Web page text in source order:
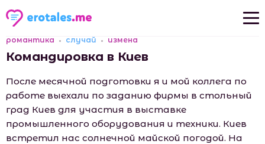
Новые рассказы
Популярные рассказы
романтика случай измена
Командировка в Киев
После месячной подготовки я и мой коллега по
работе выехали по заданию фирмы в стольный
град Киев для участия в выставке
промышленного оборудования и техники. Киев
встретил нас солнечной майской погодой. На